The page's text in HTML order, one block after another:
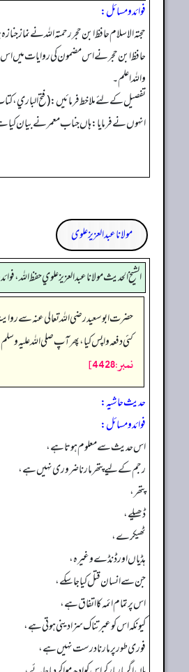
فوائد ومسائل:
حجتہ الاسلام حافظ ابن حجررحمتہ اللہ نے نماز
حافظ ابن حجر نے اس مضمون کی روایات میں اس
واللہ اعلم۔
انہوں نے فرمایا: ہاں جناب معمر نے بیان کیا
مولانا عبد العزیز علوی
الشيخ الحديث مولانا عبدالعزيز علوي حفظ الله،
حضرت ابو سعید رضی اللہ تعالی عنہ سے
کئی دفعہ واپس کیا، پھر آپ صلی اللہ
نمبر:4428]
حدیث حاشیہ:
فوائد ومسائل:
اس حدیث سے معلوم ہوتا ہے،
رجم کے لیے پتھر مارنا ضروری نہیں ہے،
پتھر،
ڈھیلے،
ٹھیکرے،
ہڈیاں اور ڈنڈے وغیرہ،
جن سے انسان قتل کیا جا سکے،
اس پر تمام ائمہ کا اتفاق ہے،
کیونکہ اس کو عبرتناک سزا دینی ہوتی ہے،
فوری طور پر مارنا درست نہیں ہے،